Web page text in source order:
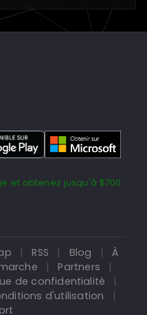
et obtenez jusqu'à $700
| RSS | Blog |
À
| Partners
|
de confidentialité
|
d'utilisation
|